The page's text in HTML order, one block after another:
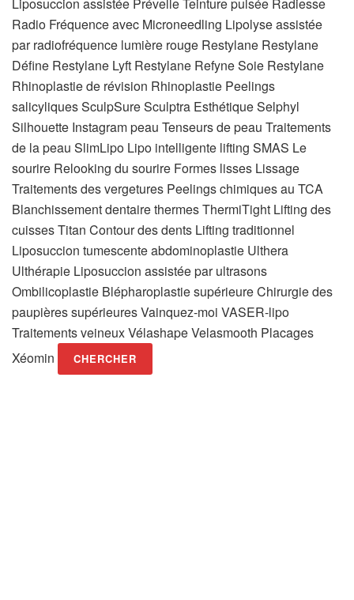
Radio Fréquence avec Microneedling Lipolyse assistée
par radiofréquence lumière rouge Restylane Restylane
Défine Restylane Lyft Restylane Refyne Soie Restylane
Rhinoplastie de révision Rhinoplastie Peelings
salicyliques SculpSure Sculptra Esthétique Selphyl
Silhouette Instagram peau Tenseurs de peau Traitements
de la peau SlimLipo Lipo intelligente lifting SMAS Le
sourire Relooking du sourire Formes lisses Lissage
Traitements des vergetures Peelings chimiques au TCA
Blanchissement dentaire thermes ThermiTight Lifting des
cuisses Titan Contour des dents Lifting traditionnel
Liposuccion tumescente abdominoplastie Ulthera
Ulthérapie Liposuccion assistée par ultrasons
Ombilicoplastie Blépharoplastie supérieure Chirurgie des
paupières supérieures Vainquez-moi VASER-lipo
Traitements veineux Vélashape Velasmooth Placages
Xéomin
CHERCHER